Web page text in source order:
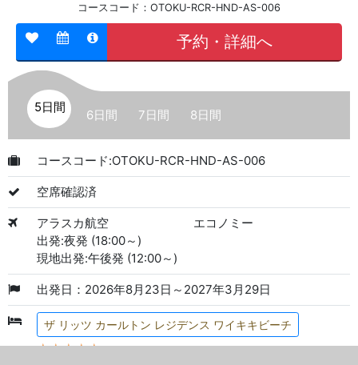
コースコード：OTOKU-RCR-HND-AS-006
予約・詳細へ
5日間
6日間 7日間 8日間
コースコード:OTOKU-RCR-HND-AS-006
空席確認済
アラスカ航空
エコノミー
出発:夜発 (18:00～)
現地出発:午後発 (12:00～)
出発日：2026年8月23日～2027年3月29日
ザ リッツ カールトン レジデンス ワイキキビーチ
★★★★★